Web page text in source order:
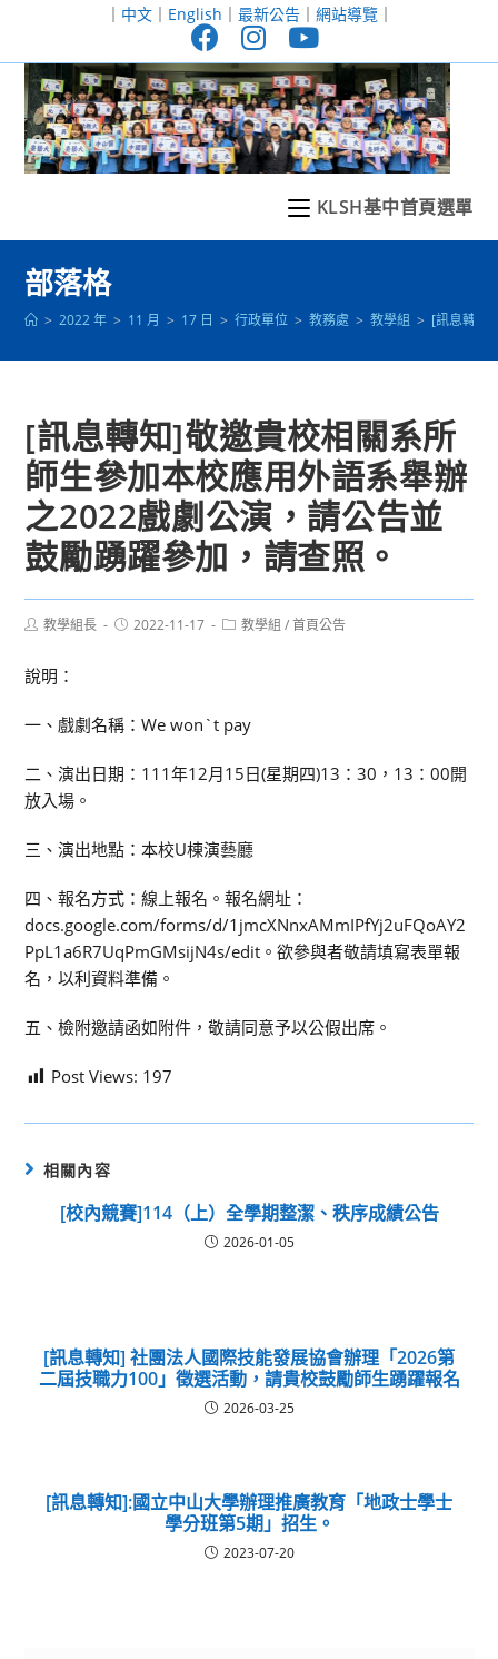
至
｜ 中文｜ English ｜ 最新公告｜ 網站導覽｜
KLSH基中首頁選單
部落格
> 2022 年 > 11 月 > 17 日 > 行政單位 > 教務處 > 教學組 > [訊息轉知]
[訊息轉知]敬邀貴校相關系所
師生參加本校應用外語系舉辦
之2022戲劇公演，請公告並
鼓勵踴躍參加，請查照。
Post教學組長
Post2022-11-17
Post教學組 / 首頁公告
說明：
一、戲劇名稱：We won`t pay
二、演出日期：111年12月15日(星期四)13：30，13：00開
放入場。
三、演出地點：本校U棟演藝廳
四、報名方式：線上報名。報名網址：
docs.google.com/forms/d/1jmcXNnxAMmIPfYj2uFQoAY2
PpL1a6R7UqPmGMsijN4s/edit。欲參與者敬請填寫表單報
名，以利資料準備。
五、檢附邀請函如附件，敬請同意予以公假出席。
Post Views: 197
相關內容
[校內競賽]114（上）全學期整潔、秩序成績公告
2026-01-05
[訊息轉知] 社團法人國際技能發展協會辦理「2026第
二屆技職力100」徵選活動，請貴校鼓勵師生踴躍報名
2026-03-25
[訊息轉知]:國立中山大學辦理推廣教育「地政士學士
學分班第5期」招生。
2023-07-20